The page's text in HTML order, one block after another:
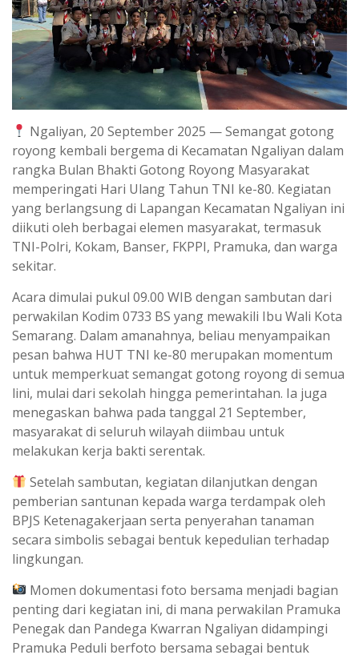
Ngaliyan, 20 September 2025 — Semangat gotong
royong kembali bergema di Kecamatan Ngaliyan dalam
rangka Bulan Bhakti Gotong Royong Masyarakat
memperingati Hari Ulang Tahun TNI ke-80. Kegiatan
yang berlangsung di Lapangan Kecamatan Ngaliyan ini
diikuti oleh berbagai elemen masyarakat, termasuk
TNI-Polri, Kokam, Banser, FKPPI, Pramuka, dan warga
sekitar.
Acara dimulai pukul 09.00 WIB dengan sambutan dari
perwakilan Kodim 0733 BS yang mewakili Ibu Wali Kota
Semarang. Dalam amanahnya, beliau menyampaikan
pesan bahwa HUT TNI ke-80 merupakan momentum
untuk memperkuat semangat gotong royong di semua
lini, mulai dari sekolah hingga pemerintahan. Ia juga
menegaskan bahwa pada tanggal 21 September,
masyarakat di seluruh wilayah diimbau untuk
melakukan kerja bakti serentak.
Setelah sambutan, kegiatan dilanjutkan dengan
pemberian santunan kepada warga terdampak oleh
BPJS Ketenagakerjaan serta penyerahan tanaman
secara simbolis sebagai bentuk kepedulian terhadap
lingkungan.
Momen dokumentasi foto bersama menjadi bagian
penting dari kegiatan ini, di mana perwakilan Pramuka
Penegak dan Pandega Kwarran Ngaliyan didampingi
Pramuka Peduli berfoto bersama sebagai bentuk